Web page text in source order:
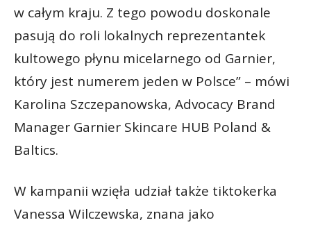
w całym kraju. Z tego powodu doskonale
pasują do roli lokalnych reprezentantek
kultowego płynu micelarnego od Garnier,
który jest numerem jeden w Polsce” – mówi
Karolina Szczepanowska, Advocacy Brand
Manager Garnier Skincare HUB Poland &
Baltics.
W kampanii wzięła udział także tiktokerka
Vanessa Wilczewska, znana jako